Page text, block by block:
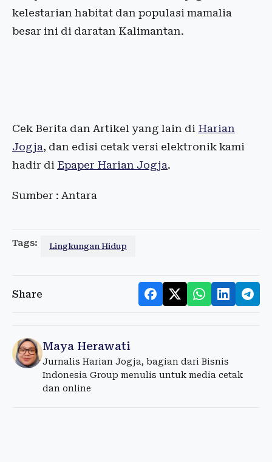
kelestarian habitat dan populasi mamalia
besar ini di daratan Kalimantan.
Cek Berita dan Artikel yang lain di Harian
Jogja, dan edisi cetak versi elektronik kami
hadir di Epaper Harian Jogja.
Sumber : Antara
Tags: Lingkungan Hidup
Share
Maya Herawati
Jurnalis Harian Jogja, bagian dari Bisnis
Indonesia Group menulis untuk media cetak
dan online